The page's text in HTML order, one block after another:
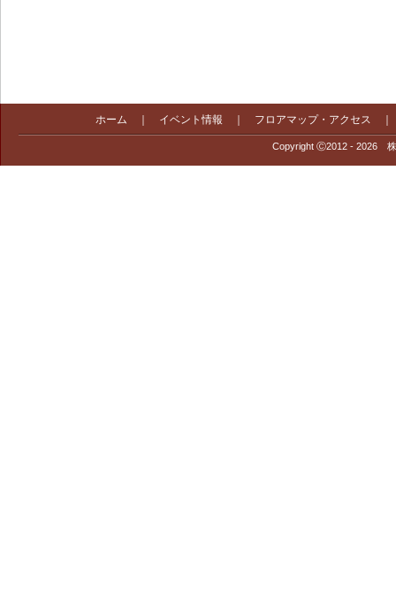
ホーム イベント情報 フロアマップ・アクセス
Copyright Ⓒ2012 - 2026 株